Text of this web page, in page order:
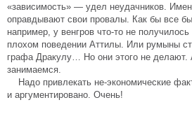
«зависимость» — удел неудачников.
оправдывают свои провалы. Как бы все
например, у венгров что-то не
плохом поведении Аттилы. Или румыны
графа Дракулу… Но они этого не
занимаемся.
Надо привлекать не-экономические
и аргументировано. Очень!